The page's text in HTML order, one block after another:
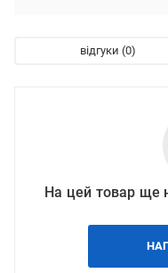
відгуки
На цей товар ще